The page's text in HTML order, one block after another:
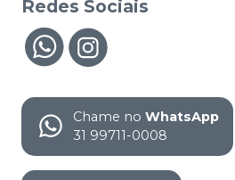
Redes Sociais
Chame no WhatsApp
31 99711-0008